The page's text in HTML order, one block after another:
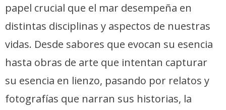
papel crucial que el mar desempeña en
distintas disciplinas y aspectos de nuestras
vidas. Desde sabores que evocan su esencia
hasta obras de arte que intentan capturar
su esencia en lienzo, pasando por relatos y
fotografías que narran sus historias, la